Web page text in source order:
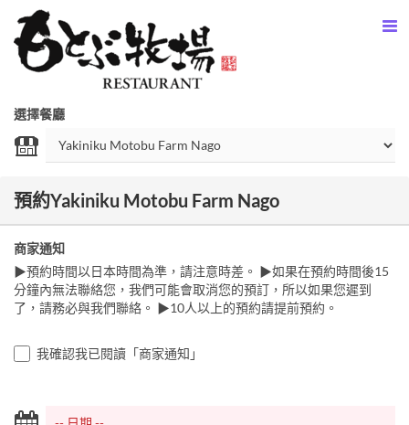
選擇餐廳
預約Yakiniku Motobu Farm Nago
商家通知
▶預約時間以日本時間為準，請注意時差。 ▶如果在預約時間後15
分鐘內無法聯絡您，我們可能會取消您的預訂，所以如果您遲到
了，請務必與我們聯絡。 ▶10人以上的預約請提前預約。
我確認我已閱讀「商家通知」